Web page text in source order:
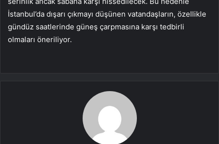
İstanbul’da dışarı çıkmayı düşünen vatandaşların, özellikle
gündüz saatlerinde güneş çarpmasına karşı tedbirli
olmaları öneriliyor.